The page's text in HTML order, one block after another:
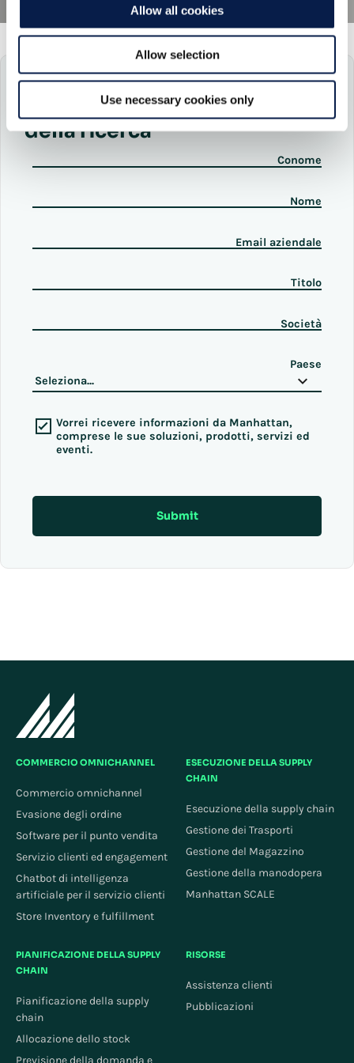
Allow all cookies
Allow selection
Use necessary cookies only
Scarica il report completo
della ricerca
Conome
Nome
Email aziendale
Titolo
Società
Paese
Vorrei ricevere informazioni da Manhattan,
comprese le sue soluzioni, prodotti, servizi ed
eventi.
Submit
COMMERCIO OMNICHANNEL
Commercio omnichannel
Evasione degli ordine
Software per il punto vendita
Servizio clienti ed engagement
Chatbot di intelligenza
artificiale per il servizio clienti
Store Inventory e fulfillment
ESECUZIONE DELLA SUPPLY
CHAIN
Esecuzione della supply chain
Gestione dei Trasporti
Gestione del Magazzino
Gestione della manodopera
Manhattan SCALE
PIANIFICAZIONE DELLA SUPPLY
CHAIN
Pianificazione della supply
chain
Allocazione dello stock
RISORSE
Assistenza clienti
Pubblicazioni